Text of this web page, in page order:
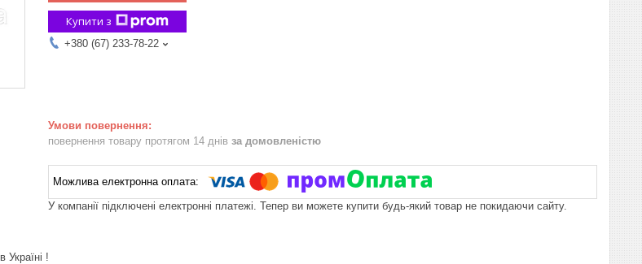
Купити з
+380 (67) 233-78-22
повернення товару протягом 14 днів за домовленістю
У компанії підключені електронні платежі. Тепер ви можете купити будь-який товар не покидаючи сайту.
в Україні !